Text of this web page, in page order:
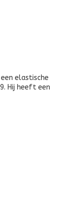
elastische
Hij heeft een